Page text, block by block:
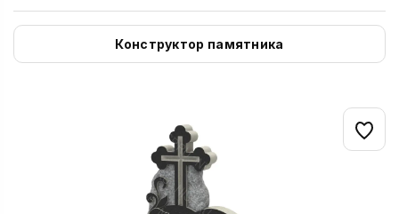
Конструктор памятника